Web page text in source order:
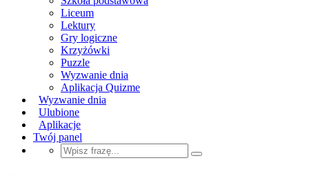
Liceum
Lektury
Gry logiczne
Krzyżówki
Puzzle
Wyzwanie dnia
Aplikacja Quizme
Wyzwanie dnia
Ulubione
Aplikacje
Twój panel